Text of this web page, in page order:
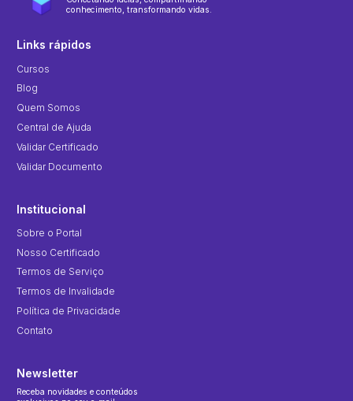
conhecimento, transformando vidas.
Links rápidos
Cursos
Blog
Quem Somos
Central de Ajuda
Validar Certificado
Validar Documento
Institucional
Sobre o Portal
Nosso Certificado
Termos de Serviço
Termos de Invalidade
Política de Privacidade
Contato
Newsletter
Receba novidades e conteúdos